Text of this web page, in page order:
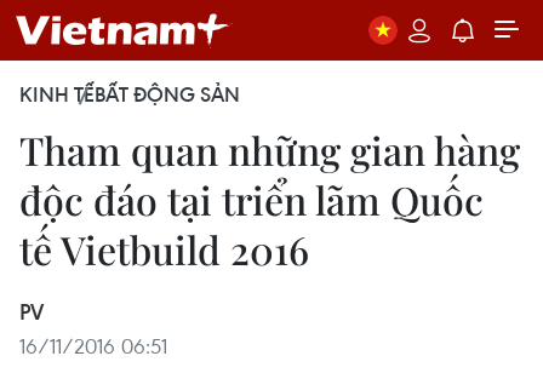
KINH TẾBẤT ĐỘNG SẢN
Tham quan những gian hàng
độc đáo tại triển lãm Quốc
tế Vietbuild 2016
PV
16/11/2016 06:51